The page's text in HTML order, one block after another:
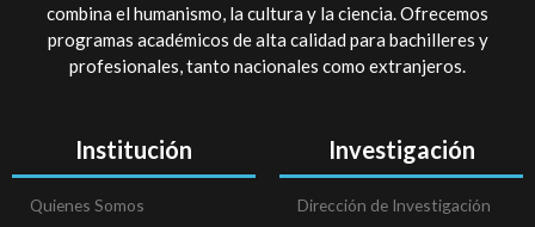
combina el humanismo, la cultura y la ciencia. Ofrecemos
programas académicos de alta calidad para bachilleres y
profesionales, tanto nacionales como extranjeros.
Institución
Quienes Somos
Investigación
Dirección de Investigación